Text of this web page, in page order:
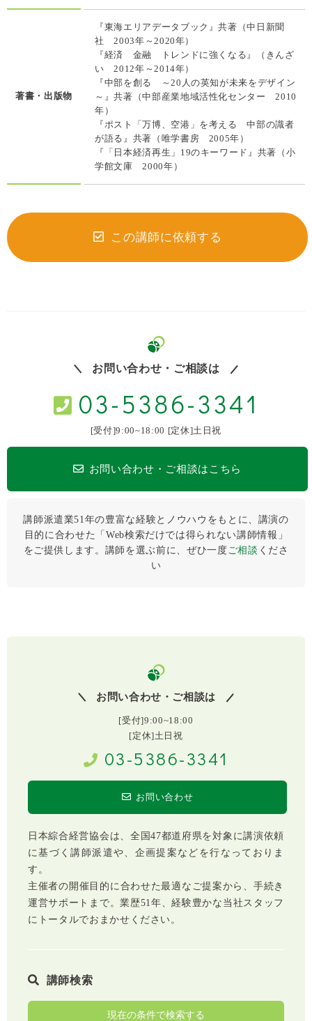
著書・出版物
『東海エリアデータブック』共著（中日新聞
社 2003年～2020年）
『経済 金融 トレンドに強くなる』（きんざ
い 2012年～2014年）
『中部を創る ～20人の英知が未来をデザイン
～』共著（中部産業地域活性化センター 2010
年）
『ポスト「万博、空港」を考える 中部の識者
が語る』共著（唯学書房 2005年）
『「日本経済再生」19のキーワード』共著（小
学館文庫 2000年）
この講師に依頼する
お問い合わせ・ご相談は
03-5386-3341
[受付]9:00~18:00 [定休]土日祝
お問い合わせ・ご相談はこちら
講師派遣業51年の豊富な経験とノウハウをもとに、講演の
目的に合わせた「Web検索だけでは得られない講師情報」
をご提供します。講師を選ぶ前に、ぜひ⼀度 ご相談 くださ
い
お問い合わせ・ご相談は
[受付]9:00~18:00
[定休]土日祝
03-5386-3341
お問い合わせ
日本綜合経営協会は、全国47都道府県を対象に講演依頼
に基づく講師派遣や、企画提案などを行なっておりま
す。
主催者の開催目的に合わせた最適なご提案から、手続き
運営サポートまで。業歴51年、経験豊かな当社スタッフ
にトータルでおまかせください。
講師検索
現在の条件で検索する